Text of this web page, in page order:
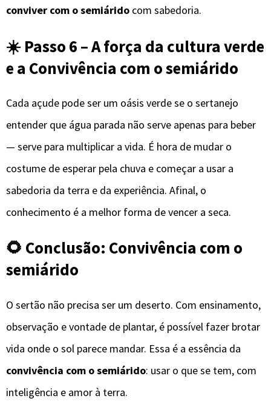
conviver com o semiárido com sabedoria.
☀️ Passo 6 – A força da cultura verde
e a Convivência com o semiárido
Cada açude pode ser um oásis verde se o sertanejo
entender que água parada não serve apenas para beber
— serve para multiplicar a vida. É hora de mudar o
costume de esperar pela chuva e começar a usar a
sabedoria da terra e da experiência. Afinal, o
conhecimento é a melhor forma de vencer a seca.
🌻 Conclusão: Convivência com o
semiárido
O sertão não precisa ser um deserto. Com ensinamento,
observação e vontade de plantar, é possível fazer brotar
vida onde o sol parece mandar. Essa é a essência da
convivência com o semiárido: usar o que se tem, com
inteligência e amor à terra.